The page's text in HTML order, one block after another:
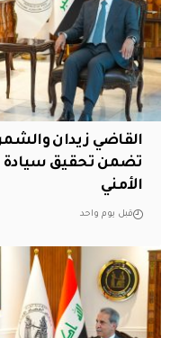
القاضي زيدان
تضمن تحقيق سيادة
الأمني
قبل يوم واحد